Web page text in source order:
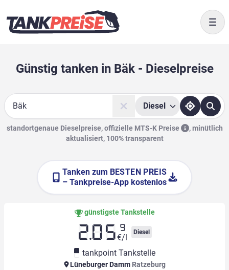
Günstig tanken in Bäk - Dieselpreise
Suche
Diesel
standortgenaue Dieselpreise, offizielle MTS-K Preise ,minütlich
aktualisiert, 100% transparent
Tanken zum BESTEN PREIS
– Tankpreise-App kostenlos
günstigste Tankstelle
2.05 9
€/l
Diesel
tankpoint Tankstelle
Lüneburger Damm Ratzeburg